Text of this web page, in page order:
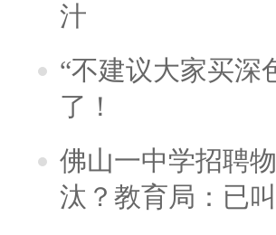
汁
“不建议大家买深
了！
佛山一中学招聘
汰？教育局：已